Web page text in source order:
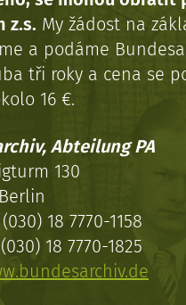
z.s. My žádost na
a podáme
tři roky a cena se
16 €.
Abteilung PA
130
18 7770-1158
18 7770-1825